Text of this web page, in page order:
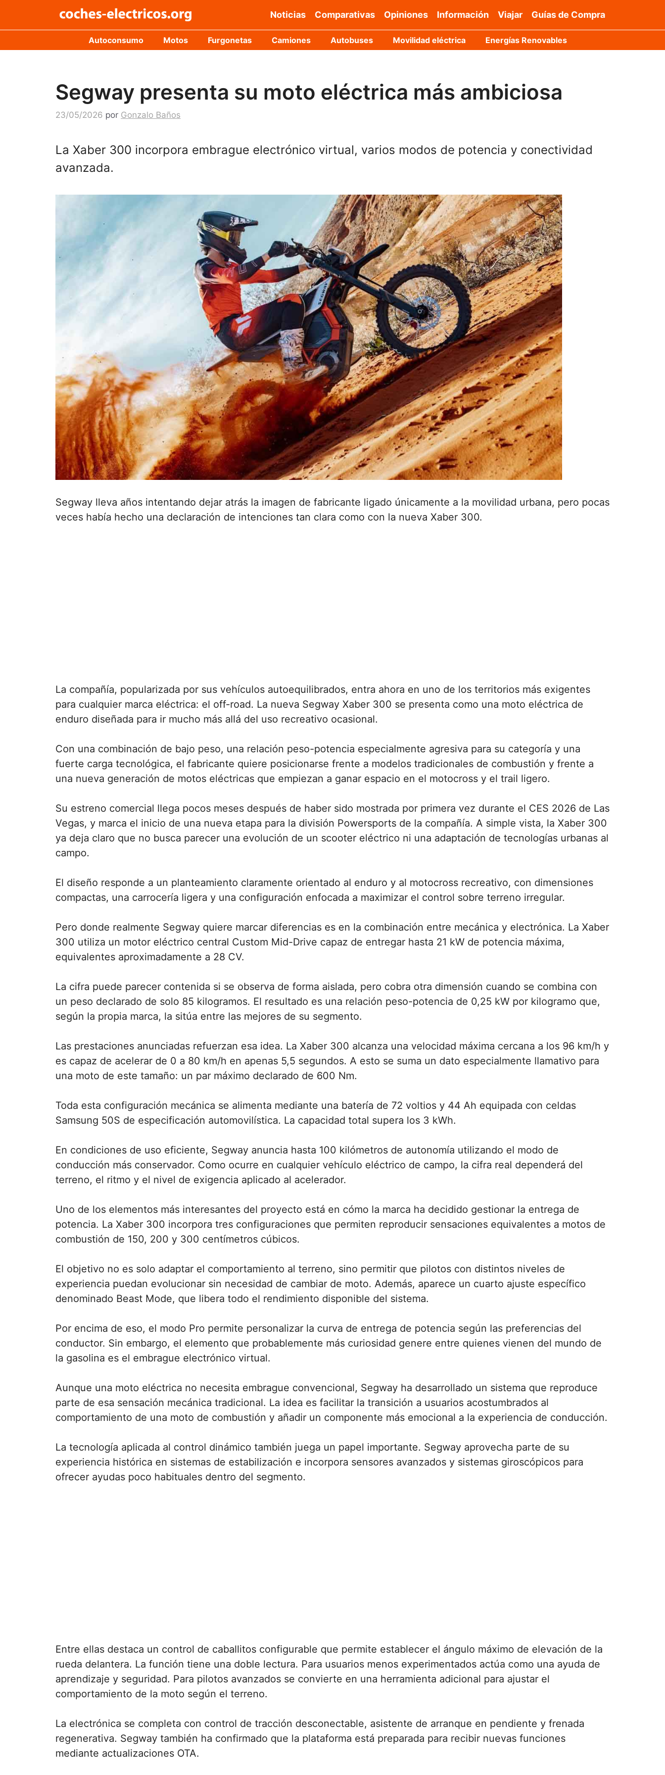
Noticias Comparativas Opiniones Información Viajar Guías de Compra
Autoconsumo Motos Furgonetas Camiones Autobuses Movilidad eléctrica Energías Renovables
Segway presenta su moto eléctrica más ambiciosa
23/05/2026 por Gonzalo Baños
La Xaber 300 incorpora embrague electrónico virtual, varios modos de potencia y conectividad
avanzada.
Segway lleva años intentando dejar atrás la imagen de fabricante ligado únicamente a la movilidad urbana, pero pocas
veces había hecho una declaración de intenciones tan clara como con la nueva Xaber 300.
La compañía, popularizada por sus vehículos autoequilibrados, entra ahora en uno de los territorios más exigentes
para cualquier marca eléctrica: el off-road. La nueva Segway Xaber 300 se presenta como una moto eléctrica de
enduro diseñada para ir mucho más allá del uso recreativo ocasional.
Con una combinación de bajo peso, una relación peso-potencia especialmente agresiva para su categoría y una
fuerte carga tecnológica, el fabricante quiere posicionarse frente a modelos tradicionales de combustión y frente a
una nueva generación de motos eléctricas que empiezan a ganar espacio en el motocross y el trail ligero.
Su estreno comercial llega pocos meses después de haber sido mostrada por primera vez durante el CES 2026 de Las
Vegas, y marca el inicio de una nueva etapa para la división Powersports de la compañía. A simple vista, la Xaber 300
ya deja claro que no busca parecer una evolución de un scooter eléctrico ni una adaptación de tecnologías urbanas al
campo.
El diseño responde a un planteamiento claramente orientado al enduro y al motocross recreativo, con dimensiones
compactas, una carrocería ligera y una configuración enfocada a maximizar el control sobre terreno irregular.
Pero donde realmente Segway quiere marcar diferencias es en la combinación entre mecánica y electrónica. La Xaber
300 utiliza un motor eléctrico central Custom Mid-Drive capaz de entregar hasta 21 kW de potencia máxima,
equivalentes aproximadamente a 28 CV.
La cifra puede parecer contenida si se observa de forma aislada, pero cobra otra dimensión cuando se combina con
un peso declarado de solo 85 kilogramos. El resultado es una relación peso-potencia de 0,25 kW por kilogramo que,
según la propia marca, la sitúa entre las mejores de su segmento.
Las prestaciones anunciadas refuerzan esa idea. La Xaber 300 alcanza una velocidad máxima cercana a los 96 km/h y
es capaz de acelerar de 0 a 80 km/h en apenas 5,5 segundos. A esto se suma un dato especialmente llamativo para
una moto de este tamaño: un par máximo declarado de 600 Nm.
Toda esta configuración mecánica se alimenta mediante una batería de 72 voltios y 44 Ah equipada con celdas
Samsung 50S de especificación automovilística. La capacidad total supera los 3 kWh.
En condiciones de uso eficiente, Segway anuncia hasta 100 kilómetros de autonomía utilizando el modo de
conducción más conservador. Como ocurre en cualquier vehículo eléctrico de campo, la cifra real dependerá del
terreno, el ritmo y el nivel de exigencia aplicado al acelerador.
Uno de los elementos más interesantes del proyecto está en cómo la marca ha decidido gestionar la entrega de
potencia. La Xaber 300 incorpora tres configuraciones que permiten reproducir sensaciones equivalentes a motos de
combustión de 150, 200 y 300 centímetros cúbicos.
El objetivo no es solo adaptar el comportamiento al terreno, sino permitir que pilotos con distintos niveles de
experiencia puedan evolucionar sin necesidad de cambiar de moto. Además, aparece un cuarto ajuste específico
denominado Beast Mode, que libera todo el rendimiento disponible del sistema.
Por encima de eso, el modo Pro permite personalizar la curva de entrega de potencia según las preferencias del
conductor. Sin embargo, el elemento que probablemente más curiosidad genere entre quienes vienen del mundo de
la gasolina es el embrague electrónico virtual.
Aunque una moto eléctrica no necesita embrague convencional, Segway ha desarrollado un sistema que reproduce
parte de esa sensación mecánica tradicional. La idea es facilitar la transición a usuarios acostumbrados al
comportamiento de una moto de combustión y añadir un componente más emocional a la experiencia de conducción.
La tecnología aplicada al control dinámico también juega un papel importante. Segway aprovecha parte de su
experiencia histórica en sistemas de estabilización e incorpora sensores avanzados y sistemas giroscópicos para
ofrecer ayudas poco habituales dentro del segmento.
Entre ellas destaca un control de caballitos configurable que permite establecer el ángulo máximo de elevación de la
rueda delantera. La función tiene una doble lectura. Para usuarios menos experimentados actúa como una ayuda de
aprendizaje y seguridad. Para pilotos avanzados se convierte en una herramienta adicional para ajustar el
comportamiento de la moto según el terreno.
La electrónica se completa con control de tracción desconectable, asistente de arranque en pendiente y frenada
regenerativa. Segway también ha confirmado que la plataforma está preparada para recibir nuevas funciones
mediante actualizaciones OTA.